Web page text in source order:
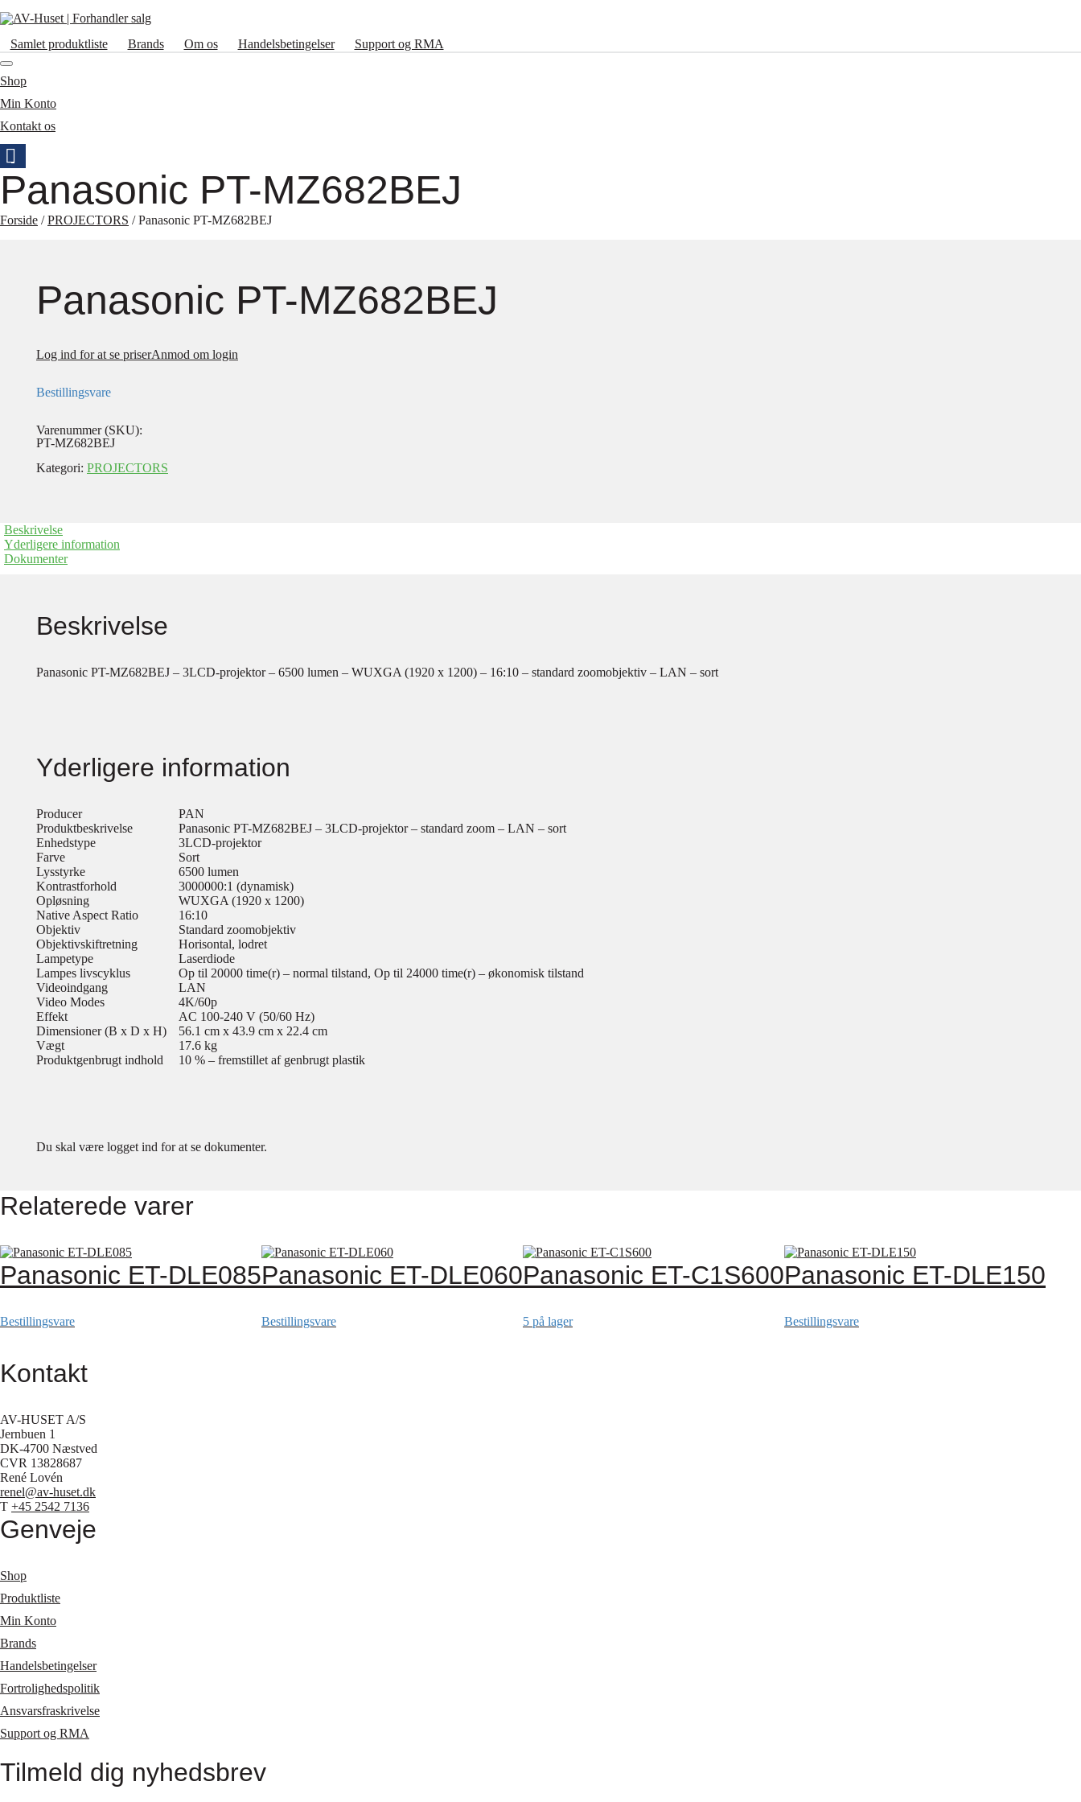
Samlet produktliste Brands Om os Handelsbetingelser Support og RMA
Shop
Min Konto
Kontakt os
Panasonic PT-MZ682BEJ
Forside /PROJECTORS / Panasonic PT-MZ682BEJ
Panasonic PT-MZ682BEJ
Log ind for at se priserAnmod om login
Bestillingsvare
Varenummer (SKU):
PT-MZ682BEJ
Kategori: PROJECTORS
Beskrivelse
Yderligere information
Dokumenter
Beskrivelse
Panasonic PT-MZ682BEJ – 3LCD-projektor – 6500 lumen – WUXGA (1920 x 1200) – 16:10 – standard zoomobjektiv – LAN – sort
Yderligere information
Producer
PAN
Produktbeskrivelse
Panasonic PT-MZ682BEJ – 3LCD-projektor – standard zoom – LAN – sort
Enhedstype
3LCD-projektor
Farve
Sort
Lysstyrke
6500 lumen
Kontrastforhold
3000000:1 (dynamisk)
Opløsning
WUXGA (1920 x 1200)
Native Aspect Ratio
16:10
Objektiv
Standard zoomobjektiv
Objektivskiftretning
Horisontal, lodret
Lampetype
Laserdiode
Lampes livscyklus
Op til 20000 time(r) – normal tilstand, Op til 24000 time(r) – økonomisk tilstand
Videoindgang
LAN
Video Modes
4K/60p
Effekt
AC 100-240 V (50/60 Hz)
Dimensioner (B x D x H)
56.1 cm x 43.9 cm x 22.4 cm
Vægt
17.6 kg
Produktgenbrugt indhold
10 % – fremstillet af genbrugt plastik
Du skal være logget ind for at se dokumenter.
Relaterede varer
Panasonic ET-DLE085
Bestillingsvare
Panasonic ET-DLE060
Bestillingsvare
Panasonic ET-C1S600
5 på lager
Panasonic ET-DLE150
Bestillingsvare
Kontakt
AV-HUSET A/S
Jernbuen 1
DK-4700 Næstved
CVR 13828687
René Lovén
renel@av-huset.dk
T +45 2542 7136
Genveje
Shop
Produktliste
Min Konto
Brands
Handelsbetingelser
Fortrolighedspolitik
Ansvarsfraskrivelse
Support og RMA
Tilmeld dig nyhedsbrev